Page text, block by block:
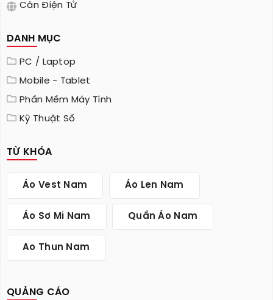
Cân Điện Tử
DANH MỤC
PC / Laptop
Mobile - Tablet
Phần Mềm Máy Tính
Kỹ Thuật Số
TỪ KHÓA
Áo Vest Nam Áo Len Nam
Áo Sơ Mi Nam Quần Áo Nam
Ao Thun Nam
QUẢNG CÁO